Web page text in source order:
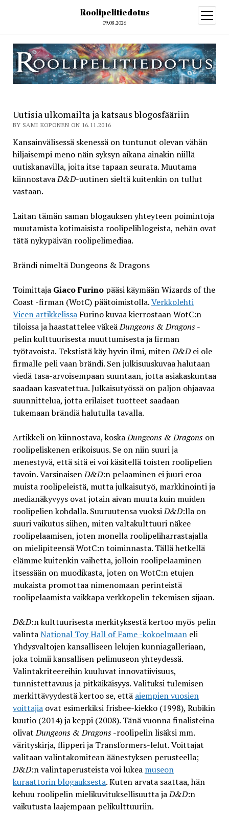
Roolipelitiedotus
09.08.2026
open
menu
Uutisia ulkomailta ja katsaus blogosfääriin
BY SAMI KOPONEN ON 16.11.2016
Kansainvälisessä skenessä on tuntunut olevan vähän
hiljaisempi meno näin syksyn aikana ainakin niillä
uutiskanavilla, joita itse tapaan seurata. Muutama
kiinnostavaD&D-uutinen sieltä kuitenkin on tullut
vastaan.
Laitan tämän saman blogauksen yhteyteen poimintoja
muutamista kotimaisista roolipeliblogeista, nehän ovat
tätä nykypäivän roolipelimediaa.
Brändi nimeltä Dungeons & Dragons
Toimittaja Giaco Furinopääsi käymään Wizards of the
Coast -firman (WotC) päätoimistolla.Verkkolehti
Vicen artikkelissaFurino kuvaa kierrostaan WotC:n
tiloissa ja haastattelee väkeäDungeons & Dragons-
pelin kulttuurisesta muuttumisesta ja firman
työtavoista. Tekstistä käy hyvin ilmi, mitenD&Dei ole
firmalle peli vaan brändi. Sen julkisuuskuvaa halutaan
viedä tasa-arvoisempaan suuntaan, jotta asiakaskuntaa
saadaan kasvatettua. Julkaisutyössä on paljon ohjaavaa
suunnittelua, jotta erilaiset tuotteet saadaan
tukemaan brändiä halutulla tavalla.
Artikkeli on kiinnostava, koskaDungeons & Dragonson
roolipeliskenen erikoisuus. Se on niin suuri ja
menestyvä, että sitä ei voi käsitellä toisten roolipelien
tavoin. VarsinaisenD&D:n pelaaminen ei juuri eroa
muista roolipeleistä, mutta julkaisutyö, markkinointi ja
medianäkyvyys ovat jotain aivan muuta kuin muiden
roolipelien kohdalla. Suuruutensa vuoksiD&D:lla on
suuri vaikutus siihen, miten valtakulttuuri näkee
roolipelaamisen, joten monella roolipeliharrastajalla
on mielipiteensä WotC:n toiminnasta. Tällä hetkellä
elämme kuitenkin vaihetta, jolloin roolipelaaminen
itsessään on muodikasta, joten on WotC:n etujen
mukaista promottaa nimenomaan perinteistä
roolipelaamista vaikkapa verkkopelin tekemisen sijaan.
D&D:n kulttuurisesta merkityksestä kertoo myös pelin
valintaNational Toy Hall of Fame -kokoelmaaneli
Yhdysvaltojen kansalliseen lelujen kunniagalleriaan,
joka toimii kansallisen pelimuseon yhteydessä.
Valintakriteereihin kuuluvat innovatiivisuus,
tunnistettavuus ja pitkäikäisyys. Valituksi tulemisen
merkittävyydestä kertoo se, että aiempien vuosien
voittajiaovat esimerkiksi frisbee-kiekko (1998), Rubikin
kuutio (2014) ja keppi (2008). Tänä vuonna finalisteina
olivatDungeons & Dragons-roolipelin lisäksi mm.
värityskirja, flipperi ja Transformers-lelut. Voittajat
valitaan valintakomitean äänestyksen perusteella;
D&D:n valintaperusteista voi lukea museon
kuraattorin blogauksesta. Kuten arvata saattaa, hän
kehuu roolipelin mielikuvituksellisuutta jaD&D:n
vaikutusta laajempaan pelikulttuuriin.